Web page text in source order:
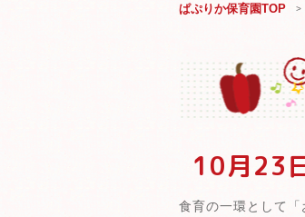
ぱぷりか保育園TOP
10月23
食育の一環として「